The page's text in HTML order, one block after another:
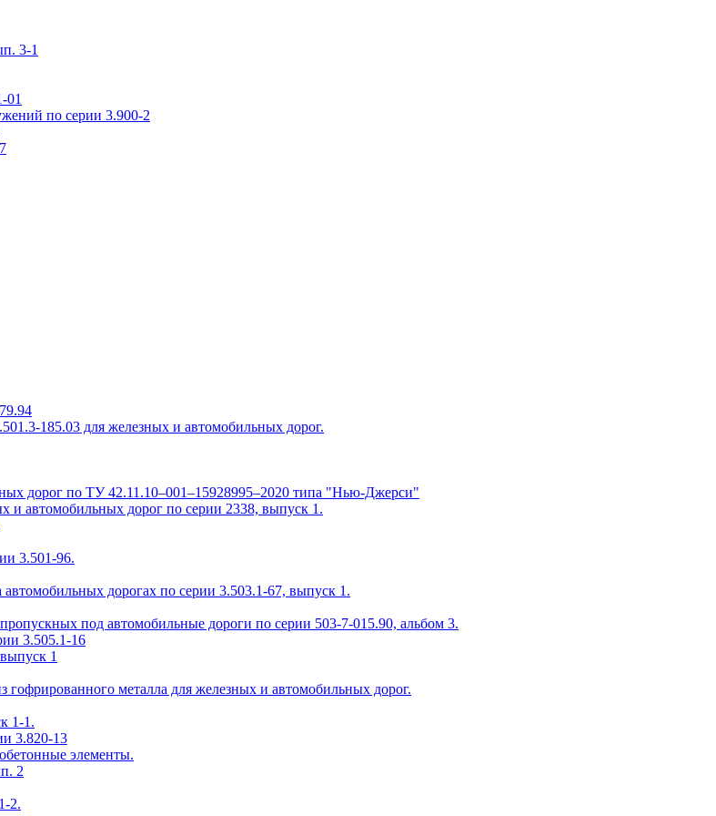
3-1
01
по серии 3.900-2
185.03 для железных и автомобильных дорог.
дорог по ТУ 42.11.10–001–15928995–2020 типа "Нью-Джерси"
автомобильных дорог по серии 2338, выпуск 1.
3.501-96.
дорогах по серии 3.503.1-67, выпуск 1.
под автомобильные дороги по серии 503-7-015.90, альбом 3.
3.505.1-16
1
металла для железных и автомобильных дорог.
1-1.
3.820-13
элементы.
2
2.